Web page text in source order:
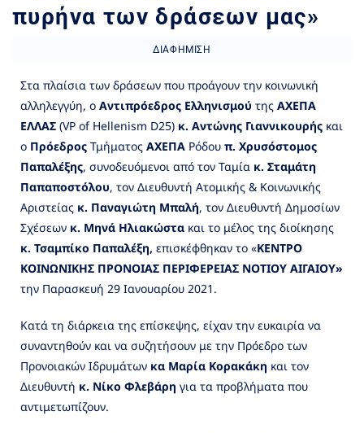
πυρήνα των δράσεων μας»
ΔΙΑΦΉΜΙΣΗ
Στα πλαίσια των δράσεων που προάγουν την κοινωνική
αλληλεγγύη, ο Αντιπρόεδρος Ελληνισμού της ΑΧΕΠΑ
ΕΛΛΑΣ (VP of Hellenism D25) κ. Αντώνης Γιαννικουρής και
ο Πρόεδρος Τμήματος ΑΧΕΠΑ Ρόδου π. Χρυσόστομος
Παπαλέξης, συνοδευόμενοι από τον Ταμία κ. Σταμάτη
Παπαποστόλου, τον Διευθυντή Ατομικής & Κοινωνικής
Αριστείας κ. Παναγιώτη Μπαλή, τον Διευθυντή Δημοσίων
Σχέσεων κ. Μηνά Ηλιακώστα και το μέλος της διοίκησης
κ. Τσαμπίκο Παπαλέξη, επισκέφθηκαν το «ΚΕΝΤΡΟ
ΚΟΙΝΩΝΙΚΗΣ ΠΡΟΝΟΙΑΣ ΠΕΡΙΦΕΡΕΙΑΣ ΝΟΤΙΟΥ ΑΙΓΑΙΟΥ»
την Παρασκευή 29 Ιανουαρίου 2021.
Κατά τη διάρκεια της επίσκεψης, είχαν την ευκαιρία να
συναντηθούν και να συζητήσουν με την Πρόεδρο των
Προνοιακών Ιδρυμάτων κα Μαρία Κορακάκη και τον
Διευθυντή κ. Νίκο Φλεβάρη για τα προβλήματα που
αντιμετωπίζουν.